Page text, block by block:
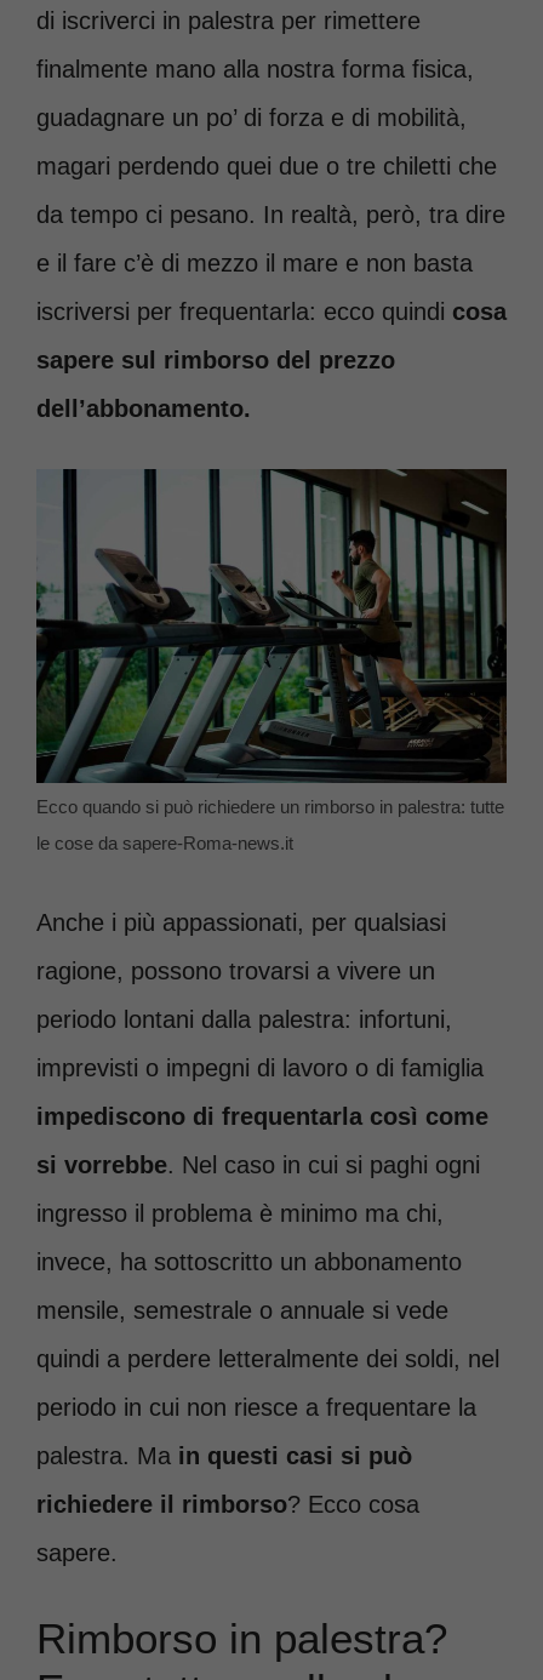
di iscriverci in palestra per rimettere
finalmente mano alla nostra forma fisica,
guadagnare un po’ di forza e di mobilità,
magari perdendo quei due o tre chiletti che
da tempo ci pesano. In realtà, però, tra dire
e il fare c’è di mezzo il mare e non basta
iscriversi per frequentarla: ecco quindi cosa
sapere sul rimborso del prezzo
dell’abbonamento.
Ecco quando si può richiedere un rimborso in palestra: tutte
le cose da sapere-Roma-news.it
Anche i più appassionati, per qualsiasi
ragione, possono trovarsi a vivere un
periodo lontani dalla palestra: infortuni,
imprevisti o impegni di lavoro o di famiglia
impediscono di frequentarla così come
si vorrebbe. Nel caso in cui si paghi ogni
ingresso il problema è minimo ma chi,
invece, ha sottoscritto un abbonamento
mensile, semestrale o annuale si vede
quindi a perdere letteralmente dei soldi, nel
periodo in cui non riesce a frequentare la
palestra. Ma in questi casi si può
richiedere il rimborso? Ecco cosa
sapere.
Rimborso in palestra?